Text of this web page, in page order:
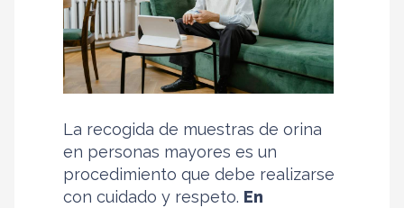
La recogida de muestras de orina
en personas mayores es un
procedimiento que debe realizarse
con cuidado y respeto. En